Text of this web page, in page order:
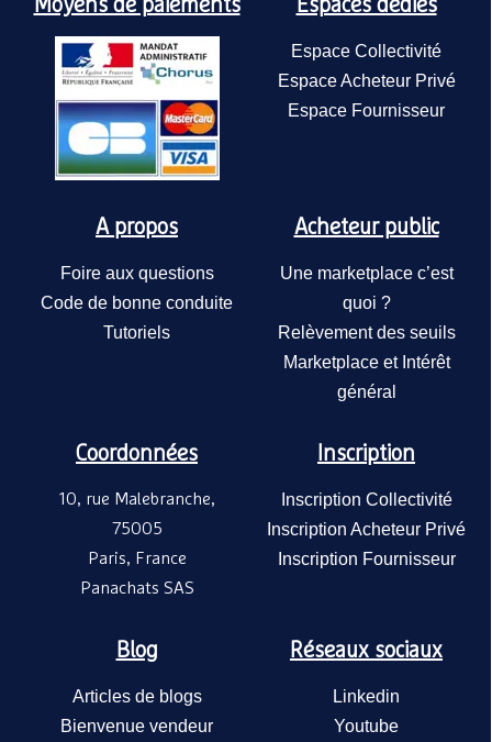
Moyens de paiements Espaces dédiés
Espace Collectivité
Espace Acheteur Privé
Espace Fournisseur
A propos
Foire aux questions
Code de bonne conduite
Tutoriels
Acheteur public
Une marketplace c’est
quoi ?
Relèvement des seuils
Marketplace et Intérêt
général
Coordonnées
10, rue Malebranche,
75005
Paris, France
Panachats SAS
Inscription
Inscription Collectivité
Inscription Acheteur Privé
Inscription Fournisseur
Blog
Articles de blogs
Bienvenue vendeur
Réseaux sociaux
Linkedin
Youtube